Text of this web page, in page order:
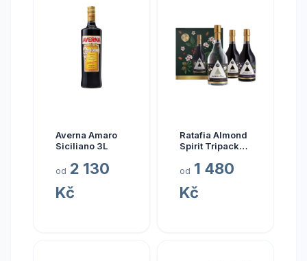
Averna Amaro
Siciliano 3L
od 2 130
Kč
Ratafia Almond
Spirit Tripack
od 1 480
Kč